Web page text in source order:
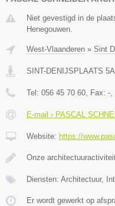
Niet gevestigd in de
Henegouwen.
West-Vlaanderen » Sint
SINT-DENIJSPLAATS 5A
Tel: 056 45 70 60, Fax: -,
E-mail › PASCAL
Website: https://
Onze
Diensten: Architectuur,
Er wordt gewerkt op